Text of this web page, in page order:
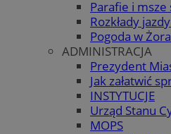
Parafie i
Rozkłady
Pogoda w
ADMINISTRACJA
Prezydent
Jak załatwić
INSTYTUCJE
Urząd Stanu
MOPS